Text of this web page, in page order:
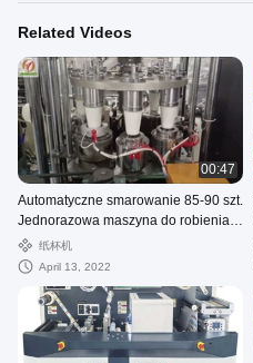
Related Videos
00:47
Automatyczne smarowanie 85-90 szt.
Jednorazowa maszyna do robienia
filiżanek do kawy i herbaty Cena
纸杯机
April 13, 2022